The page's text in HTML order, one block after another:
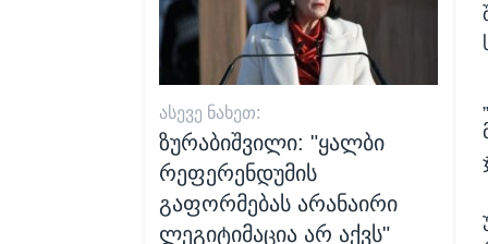
ᲐᲡᲔᲕᲔ ᲜᲐᲮᲔᲗ:
ზურაბიშვილი: "ყალბი
რეფერენდუმის
გაფორმებას არანაირი
ლეგიტიმაცია არ აქვს"